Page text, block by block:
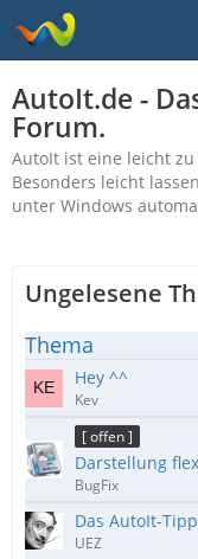
AutoIt.de -
Forum.
AutoIt ist eine leicht
Besonders leicht
unter Windows
Ungelesene
Thema
Hey ^^
Kev
[ offen ]
Darstellung
BugFix
Das AutoIt-
UEZ